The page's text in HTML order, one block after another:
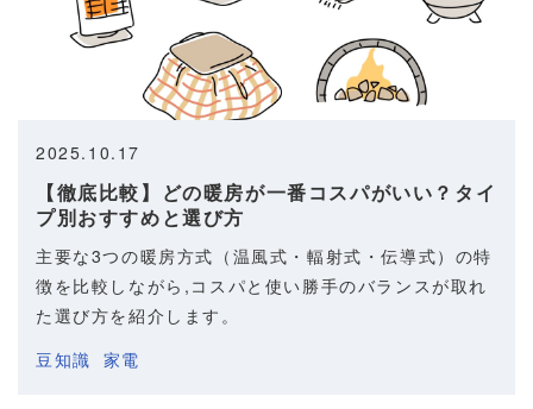
【徹底比較】どの暖房が一番コスパがいい？タイ
プ別おすすめと選び方
2025.10.17
主要な3つの暖房方式（温風式・輻射式・伝導式）の特
徴を比較しながら,コスパと使い勝手のバランスが取れ
た選び方を紹介します。
豆知識 家電